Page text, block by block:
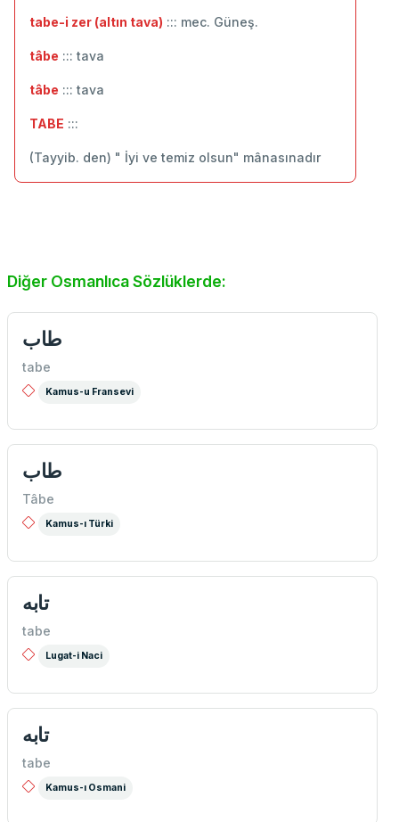
tabe-i zer (altın tava) ::: mec. Güneş.
tâbe ::: tava
tâbe ::: ‬tava
TABE :::
(Tayyib. den) " İyi ve temiz olsun" mânasınadır
Diğer Osmanlıca Sözlüklerde:
طاب
tabe
Kamus-u Fransevi
طاب
Tâbe
Kamus-ı Türki
تابه
tabe
Lugat-i Naci
تابه
tabe
Kamus-ı Osmani